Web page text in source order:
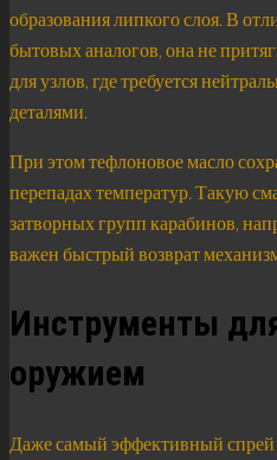
образования липкого слоя. В
бытовых аналогов, она не
для узлов, где требуется
деталями.
При этом тефлоновое масло
перепадах температур. Такую
затворных групп карабинов,
важен быстрый возврат
Инструменты
оружием
Даже самый эффективный спрей